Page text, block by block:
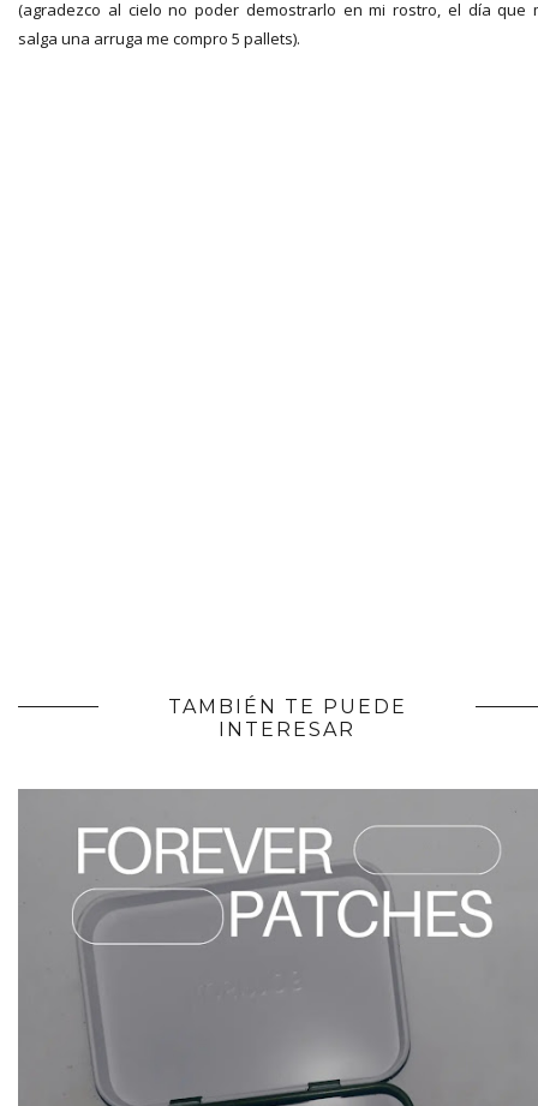
(agradezco al cielo no poder demostrarlo en mi rostro, el día que
salga una arruga me compro 5 pallets).
TAMBIÉN TE PUEDE
INTERESAR